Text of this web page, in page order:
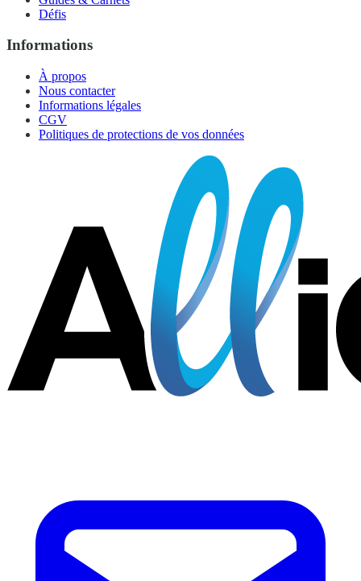
Défis
Informations
À propos
Nous contacter
Informations légales
CGV
Politiques de protections de vos données